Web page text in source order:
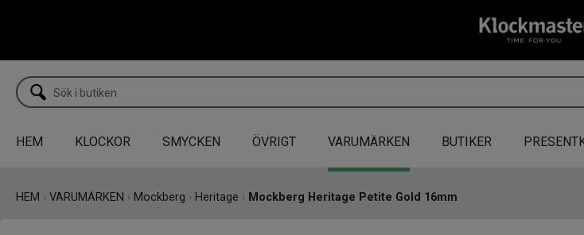
HEM KLOCKOR SMYCKEN ÖVRIGT VARUMÄRKEN BUTIKER
HEM › VARUMÄRKEN › Mockberg › Heritage › Mockberg Heritage Petite Gold 16mm